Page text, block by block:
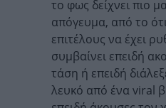
το φως δείχνει πιο
απόγευμα, από το
επιτέλους να έχει
συμβαίνει επειδή
τάση ή επειδή
λευκό από ένα viral